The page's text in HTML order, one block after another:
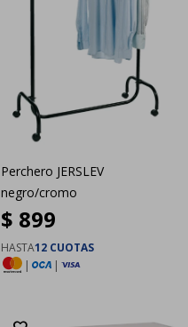
Perchero JERSLEV
negro/cromo
$ 899
HASTA12 CUOTAS
|
|